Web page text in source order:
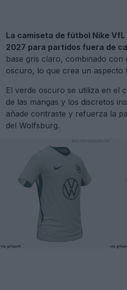
La camiseta de fútbol Nike
2027 para partidos fuera de
base gris claro, combinado con
oscuro, lo que crea un aspecto
El verde oscuro se utiliza en el
de las mangas y los discretos
añade contraste y refuerza la
del Wolfsburg.